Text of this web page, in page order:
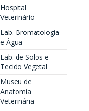
Hospital
Veterinário
Lab. Bromatologia
e Água
Lab. de Solos e
Tecido Vegetal
Museu de
Anatomia
Veterinária